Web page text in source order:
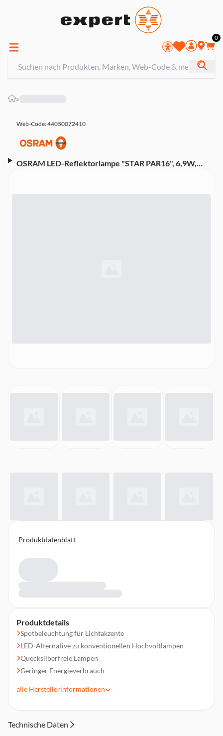
0
»
Web-Code: 44050072410
OSRAM LED-Reflektorlampe "STAR PAR16", 6,9W,
Produktdetails
Spotbeleuchtung für Lichtakzente
LED-Alternative zu konventionellen Hochvoltlampen
Quecksilberfreie Lampen
Geringer Energieverbrauch
Design in Vollglas und einzelner Linse
alle Herstellerinformationen
Produktdatenblatt
Technische Daten